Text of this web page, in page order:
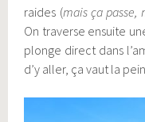
raides (mais ça passe,
On traverse ensuite
plonge direct dans
d’y aller, ça vaut la